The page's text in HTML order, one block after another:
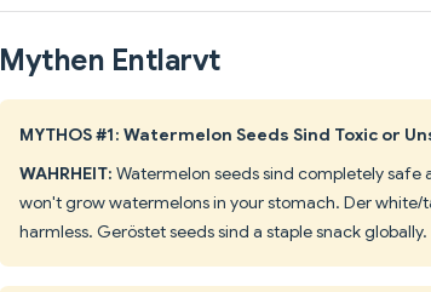
Mythen Entlarvt
MYTHOS #1: Watermelon Seeds Sind Toxic or
WAHRHEIT: Watermelon seeds sind completely safe
won't grow watermelons in your stomach. Der white/
harmless. Geröstet seeds sind a staple snack globally.